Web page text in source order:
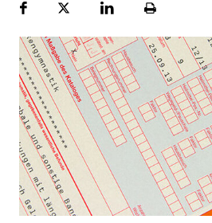
FacebookPlattformLinekdInSeite